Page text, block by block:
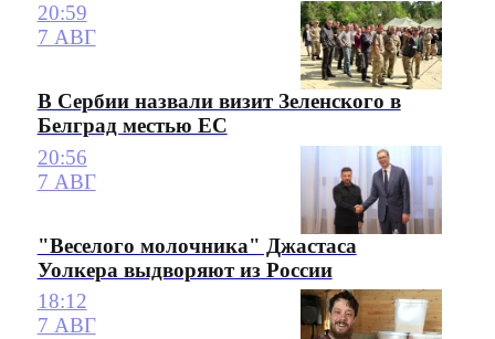
20:59
7 АВГ
В Сербии назвали визит Зеленского в
Белград местью ЕС
20:56
7 АВГ
"Веселого молочника" Джастаса
Уолкера выдворяют из России
18:12
7 АВГ